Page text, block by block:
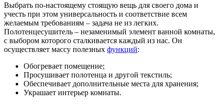
Выбрать по-настоящему стоящую вещь для своего дома и
учесть при этом универсальность и соответствие всем
желаемым требованиям – задача не из легких.
Полотенцесушитель – незаменимый элемент ванной комнаты,
с выбором которого сталкивается каждый из нас. Он
осуществляет массу полезных функций:
Обогревает помещение;
Просушивает полотенца и другой текстиль;
Обеспечивает дополнительные места для хранения;
Украшает интерьер комнаты.